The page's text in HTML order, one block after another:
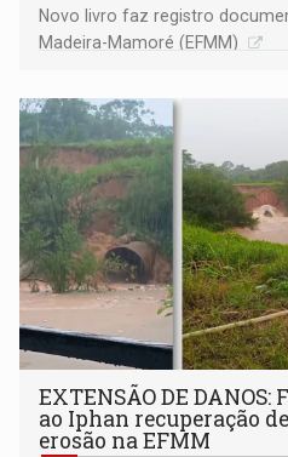
Novo livro faz registro
Madeira-Mamoré (EFMM)
EXTENSÃO DE
ao Iphan recuperação
erosão na EFMM